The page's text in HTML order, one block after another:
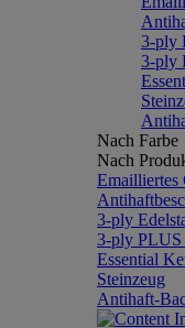
3-ply
3-ply
Nach Farbe
Nach
Emailliertes
3-ply
3-ply PLUS
Essential
Steinzeug
Antihaft-